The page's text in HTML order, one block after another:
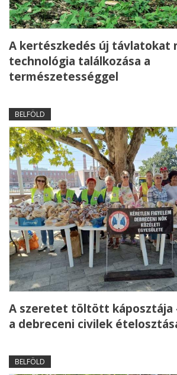
A kertészkedés új távlatokat
technológia találkozása a
természetességgel
BELFÖLD
A szeretet töltött káposztája
a debreceni civilek
BELFÖLD